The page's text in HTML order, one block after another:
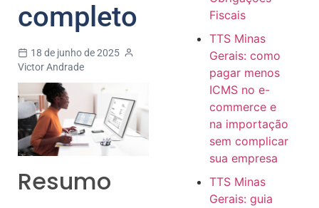
completo
18 de junho de 2025
Victor Andrade
Resumo
Fiscais
TTS Minas
Gerais: como
pagar menos
ICMS no e-
commerce e
na importação
sem complicar
sua empresa
TTS Minas
Gerais: guia